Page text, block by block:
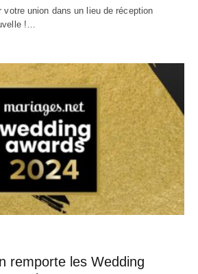
votre union dans un lieu de réception
!…
remporte les Wedding